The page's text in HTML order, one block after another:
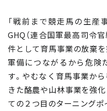
「戦前まで競走馬の生産
GHQ（連合国軍最高司令
件として育馬事業の放棄
軍備につながるから危険
す。やむなく育馬事業か
きた酪農や山林事業を強
ての２つ目のターニングポ